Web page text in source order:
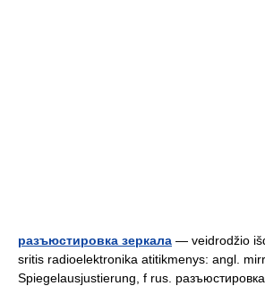
разъюстировка зеркала — veidrodžio
sritis radioelektronika atitikmenys: angl.
Spiegelausjustierung, f rus.